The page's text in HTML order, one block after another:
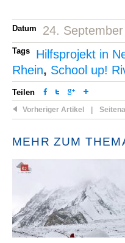
Datum 24.
Tags Hilfsprojekt in
Rhein, School up!
Teilen
Vorheriger Artikel
MEHR ZUM